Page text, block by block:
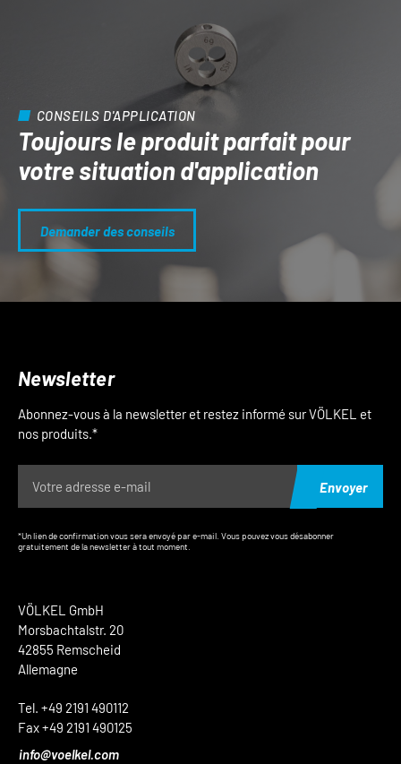
CONSEILS D'APPLICATION
Toujours le produit parfait pour
votre situation d'application
Demander des conseils
VÖLKEL GmbH
Morsbachtalstr. 20
42855 Remscheid
Allemagne
Tel. +49 2191 490112
Fax +49 2191 490125
info@voelkel.com
Newsletter
Abonnez-vous à la newsletter et restez informé sur VÖLKEL et
nos produits.*
Envoyer
*Un lien de confirmation vous sera envoyé par e-mail. Vous pouvez vous désabonner
gratuitement de la newsletter à tout moment.